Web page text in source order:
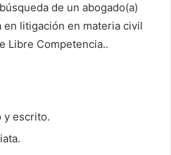
de un abogado(a)
litigación en materia civil
Libre Competencia..
y escrito.